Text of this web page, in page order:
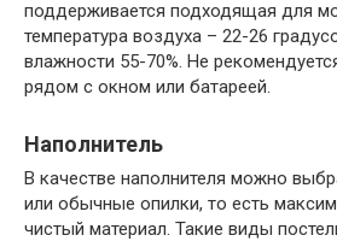
поддерживается подходящая для
температура воздуха – 22-26
влажности 55-70%. Не
рядом с окном или батареей.
Наполнитель
В качестве наполнителя можно
или обычные опилки, то есть
чистый материал. Такие виды